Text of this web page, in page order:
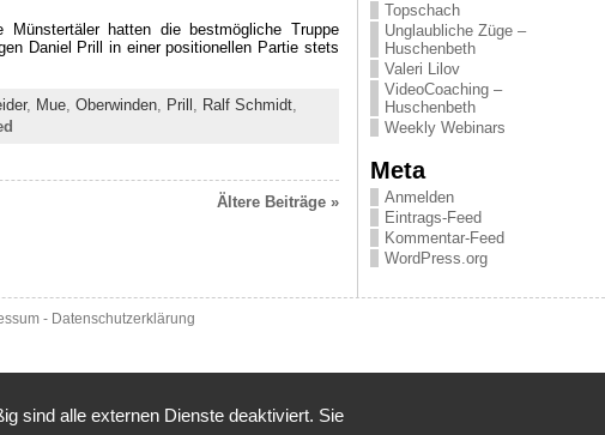
hatten die bestmögliche Truppe
Daniel Prill in einer positionellen Partie stets
, Mue, Oberwinden, Prill , Ralf Schmidt,
Ältere Beiträge »
Topschach
Unglaubliche Züge –
Huschenbeth
Valeri Lilov
VideoCoaching –
Huschenbeth
Weekly Webinars
Meta
Anmelden
Eintrags-Feed
Kommentar-Feed
WordPress.org
- Datenschutzerklärung
sind alle externen Dienste deaktiviert. Sie